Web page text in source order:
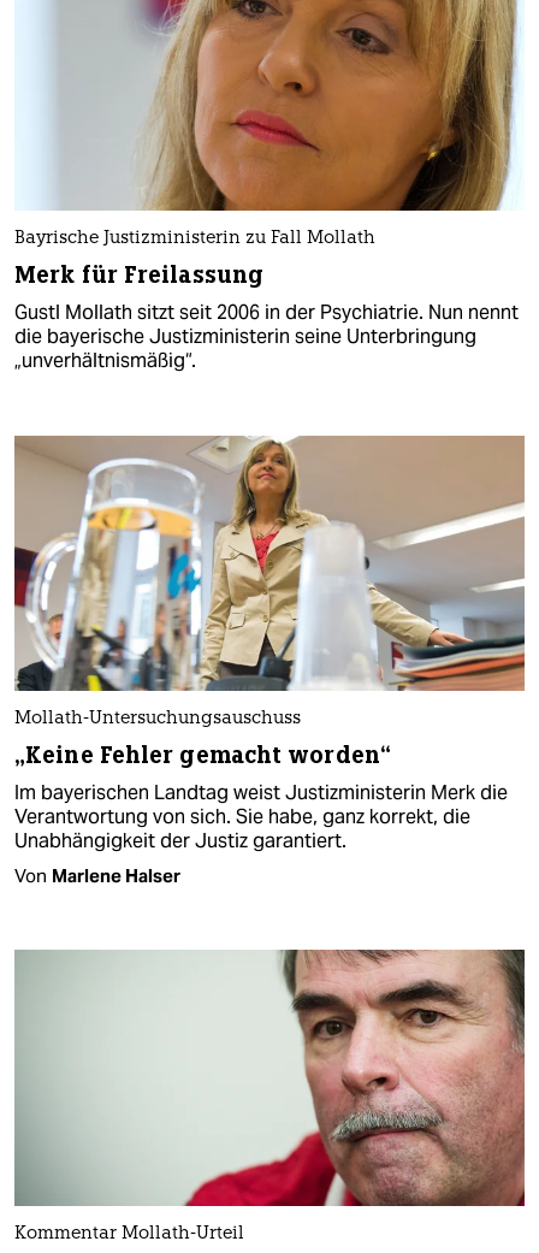
Bayrische Justizministerin zu Fall Mollath
Merk für Freilassung
Gustl Mollath sitzt seit 2006 in der Psychiatrie. Nun nennt
die bayerische Justizministerin seine Unterbringung
„unverhältnismäßig“.
Mollath-Untersuchungsauschuss
„Keine Fehler gemacht worden“
Im bayerischen Landtag weist Justizministerin Merk die
Verantwortung von sich. Sie habe, ganz korrekt, die
Unabhängigkeit der Justiz garantiert.
Von Marlene Halser
Kommentar Mollath-Urteil